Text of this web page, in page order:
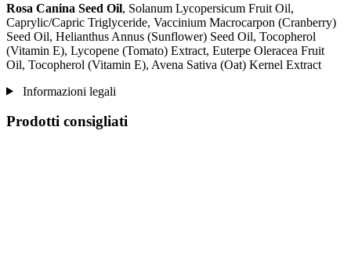
Rosa Canina Seed Oil, Solanum Lycopersicum Fruit Oil,
Caprylic/Capric Triglyceride, Vaccinium Macrocarpon (Cranberry)
Seed Oil, Helianthus Annus (Sunflower) Seed Oil, Tocopherol
(Vitamin E), Lycopene (Tomato) Extract, Euterpe Oleracea Fruit
Oil, Tocopherol (Vitamin E), Avena Sativa (Oat) Kernel Extract
Informazioni legali
Prodotti consigliati